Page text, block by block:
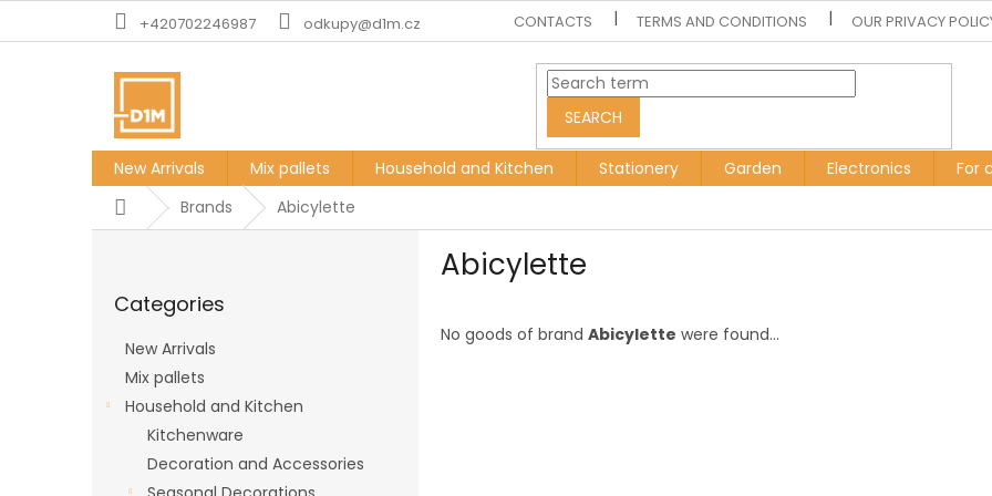
+420702246987 odkupy@d1m.cz CONTACTS TERMS AND CONDITIONS OUR PRIVACY
SEARCH
New Arrivals Mix pallets Household and Kitchen Stationery Garden Electronics For
HomeBrands Abicylette
categories
Categories
New Arrivals
Mix pallets
Household and Kitchen
Kitchenware
Decoration and Accessories
Abicylette
No goods of brand Abicylette were found...